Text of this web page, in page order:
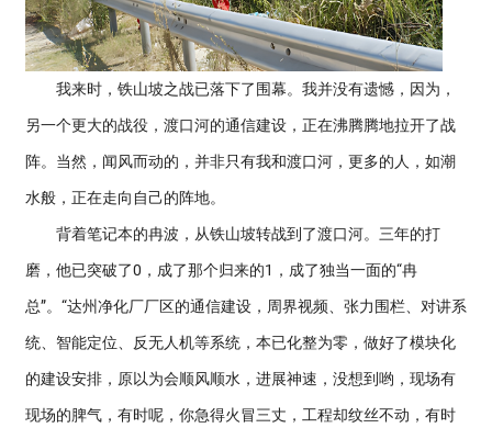
我来时，铁山坡之战已落下了围幕。我并没有遗憾，因为，
另一个更大的战役，渡口河的通信建设，正在沸腾腾地拉开了战
阵。当然，闻风而动的，并非只有我和渡口河，更多的人，如潮
水般，正在走向自己的阵地。
背着笔记本的冉波，从铁山坡转战到了渡口河。三年的打
磨，他已突破了0，成了那个归来的1，成了独当一面的“冉
总”。“达州净化厂厂区的通信建设，周界视频、张力围栏、对讲系
统、智能定位、反无人机等系统，本已化整为零，做好了模块化
的建设安排，原以为会顺风顺水，进展神速，没想到哟，现场有
现场的脾气，有时呢，你急得火冒三丈，工程却纹丝不动，有时